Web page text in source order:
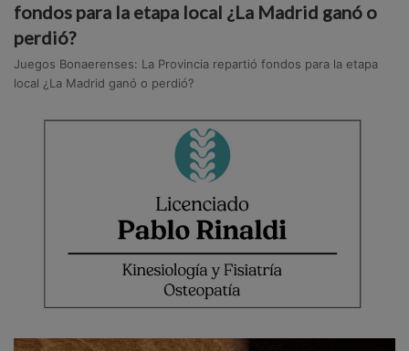
fondos para la etapa local ¿La Madrid ganó o
perdió?
Juegos Bonaerenses: La Provincia repartió fondos para la etapa
local ¿La Madrid ganó o perdió?